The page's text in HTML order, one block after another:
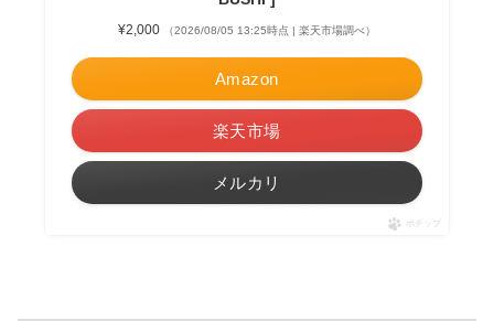
¥2,000 （2026/08/05 13:25時点 | 楽天市場調べ）
Amazon
楽天市場
メルカリ
ポチップ